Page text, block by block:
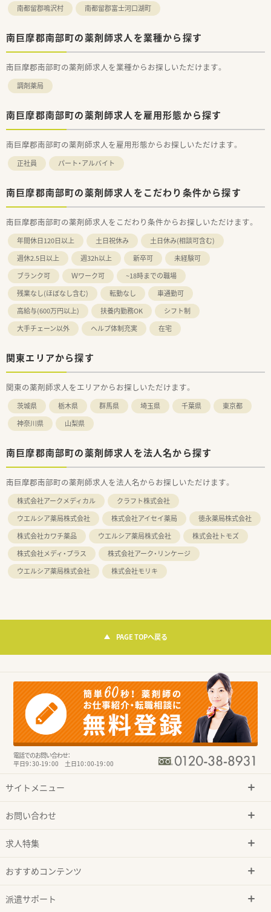
南都留郡鳴沢村
南都留郡富士河口湖町
南巨摩郡南部町の薬剤師求人を業種から探す
南巨摩郡南部町の薬剤師求人を業種からお探しいただけます。
調剤薬局
南巨摩郡南部町の薬剤師求人を雇用形態から探す
南巨摩郡南部町の薬剤師求人を雇用形態からお探しいただけます。
正社員 パート・アルバイト
南巨摩郡南部町の薬剤師求人をこだわり条件から探す
南巨摩郡南部町の薬剤師求人をこだわり条件からお探しいただけます。
年間休日120日以上 土日祝休み
土日休み(相談可含む)
週休2.5日以上
週32h以上 新卒可
未経験可
ブランク可
Ｗワーク可
~18時までの職場
残業なし(ほぼなし含む)
転勤なし
車通勤可
高給与(600万円以上)
扶養内勤務OK
シフト制
大手チェーン以外
ヘルプ体制充実 在宅
関東エリアから探す
関東の薬剤師求人をエリアからお探しいただけます。
茨城県 栃木県 群馬県 埼玉県 千葉県
東京都
神奈川県
山梨県
南巨摩郡南部町の薬剤師求人を法人名から探す
南巨摩郡南部町の薬剤師求人を法人名からお探しいただけます。
株式会社アークメディカル
クラフト株式会社
ウエルシア薬局株式会社
株式会社アイセイ薬局
徳永薬局株式会社
株式会社カワチ薬品
ウエルシア薬局株式会社
株式会社トモズ
株式会社メディ・プラス
株式会社アーク・リンケージ
ウエルシア薬局株式会社
株式会社モリキ
PAGE TOPへ戻る
電話でのお問い合わせ：
平日9：30-19：00 土日10：00-19：00
サイトメニュー
お問い合わせ
求人特集
おすすめコンテンツ
派遣サポート